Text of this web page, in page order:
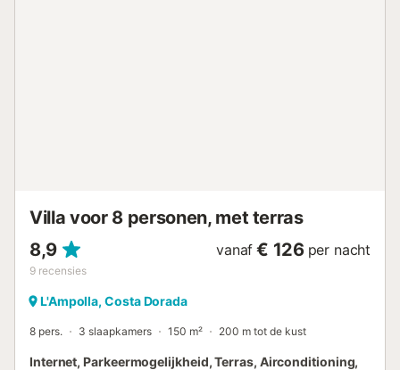
Villa voor 8 personen, met terras
8,9
9 recensies
vanaf € 126 per nacht
L'Ampolla, Costa Dorada
8 pers. 3 slaapkamers 150 m² 200 m tot de kust
Internet, Parkeermogelijkheid, Terras, Airconditioning,